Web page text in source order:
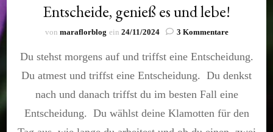
Entscheide, genieß es und lebe!
von maraflorblog ein 24/11/2024 3 Kommentarezu
genieß
und
lebe!
Du stehst morgens auf und triffst eine Entscheidung.
Du atmest und triffst eine Entscheidung. Du denkst
nach und danach triffst du im besten Fall eine
Entscheidung. Du wählst deine Klamotten für den